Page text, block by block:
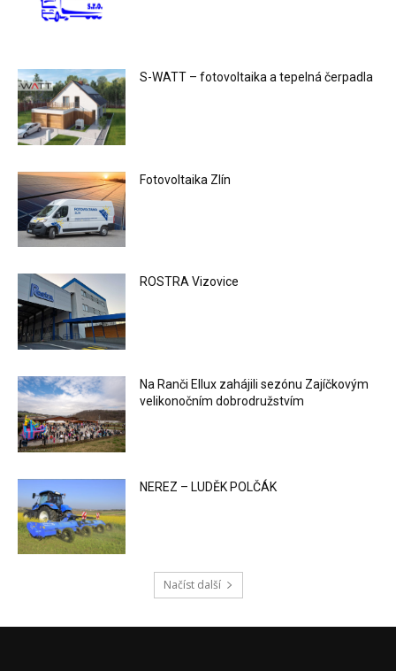
S-WATT – fotovoltaika a tepelná čerpadla
Fotovoltaika Zlín
ROSTRA Vizovice
Na Ranči Ellux zahájili sezónu Zajíčkovým
velikonočním dobrodružstvím
NEREZ – LUDĚK POLČÁK
Načíst další